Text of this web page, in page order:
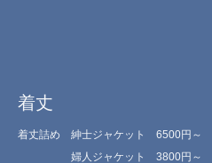
着丈
着丈詰め 紳士ジャケット 6500円～
婦人ジャケット 3800円～